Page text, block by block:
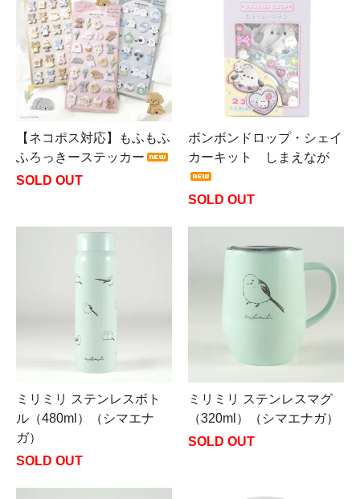
【ネコポス対応】もふもふ
ふろっきーステッカー
SOLD OUT
ボンボンドロップ・シェイ
カーキット しまえなが
SOLD OUT
ミリミリ ステンレスボト
ル（480ml）（シマエナ
ガ）
SOLD OUT
ミリミリ ステンレスマグ
（320ml）（シマエナガ）
SOLD OUT